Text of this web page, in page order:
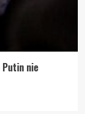
nie